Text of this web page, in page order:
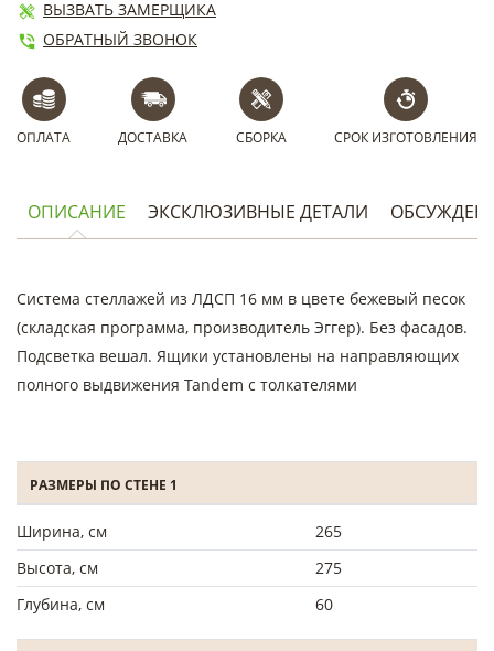
ВЫЗВАТЬ ЗАМЕРЩИКА
ОБРАТНЫЙ ЗВОНОК
ОПЛАТА ДОСТАВКА СБОРКА СРОК ИЗГОТОВЛЕНИЯ
ОПИСАНИЕ ЭКСКЛЮЗИВНЫЕ ДЕТАЛИ
Система стеллажей из ЛДСП 16 мм в цвете бежевый песок
(складская программа, производитель Эггер). Без фасадов.
Подсветка вешал. Ящики установлены на направляющих
полного выдвижения Tandem с толкателями
РАЗМЕРЫ ПО СТЕНЕ 1
Ширина, см
265
Высота, см
275
Глубина, см
60